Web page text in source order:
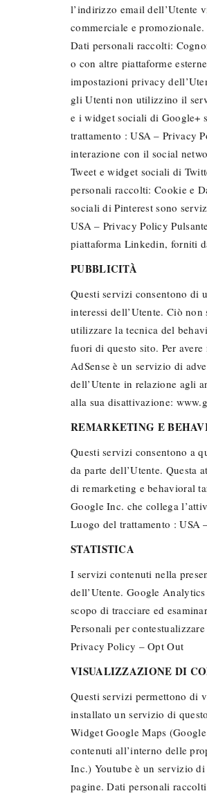
l’indirizzo email dell’Utente
commerciale e
Dati personali raccolti:
o con altre piattaforme
impostazioni privacy
gli Utenti non utilizzino il
e i widget sociali di Google+
trattamento : USA – Privacy
interazione con il social
Tweet e widget sociali di
personali raccolti: Cookie e
sociali di Pinterest sono
USA – Privacy Policy
piattaforma Linkedin, forniti
PUBBLICITÀ
Questi servizi consentono di
interessi dell’Utente. Ciò
utilizzare la tecnica del
fuori di questo sito. Per
AdSense è un servizio di
dell’Utente in relazione agli
alla sua disattivazione:
REMARKETING E
Questi servizi consentono a
da parte dell’Utente.
di remarketing e behavioral
Google Inc. che collega
Luogo del trattamento : USA
STATISTICA
I servizi contenuti nella
dell’Utente. Google
scopo di tracciare ed
Personali per
Privacy Policy – Opt Out
VISUALIZZAZIONE DI
Questi servizi permettono di
installato un servizio di
Widget Google Maps
contenuti all’interno delle
Inc.) Youtube è un servizio
pagine. Dati personali